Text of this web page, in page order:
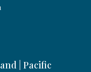
| Pacific